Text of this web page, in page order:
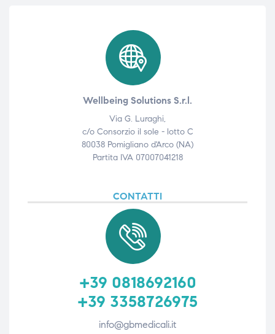
Wellbeing Solutions S.r.l.
Via G. Luraghi,
c/o Consorzio il sole - lotto C
80038 Pomigliano d'Arco (NA)
Partita IVA 07007041218
CONTATTI
+39 0818692160
+39 3358726975
info@gbmedicali.it